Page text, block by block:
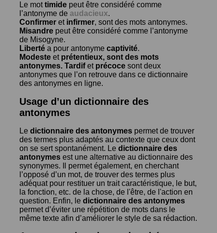
Le mottimide peut être considéré comme
l’antonyme de audacieux.
Confirmer et infirmer, sont des mots antonymes.
Misandre peut être considéré comme l’antonyme
de Misogyne.
Liberté a pour antonyme captivité.
Modeste et prétentieux, sont des mots
antonymes. Tardifet précoce sont deux
antonymes que l’on retrouve dans ce dictionnaire
des antonymes en ligne.
Usage d’un dictionnaire des
antonymes
Le dictionnaire des antonymes permet de trouver
des termes plus adaptés au contexte que ceux dont
on se sert spontanément. Le dictionnaire des
antonymes est une alternative au dictionnaire des
synonymes. Il permet également, en cherchant
l’opposé d’un mot, de trouver des termes plus
adéquat pour restituer un trait caractéristique, le but,
la fonction, etc. de la chose, de l'être, de l'action en
question. Enfin, le dictionnaire des antonymes
permet d’éviter une répétition de mots dans le
même texte afin d’améliorer le style de sa rédaction.